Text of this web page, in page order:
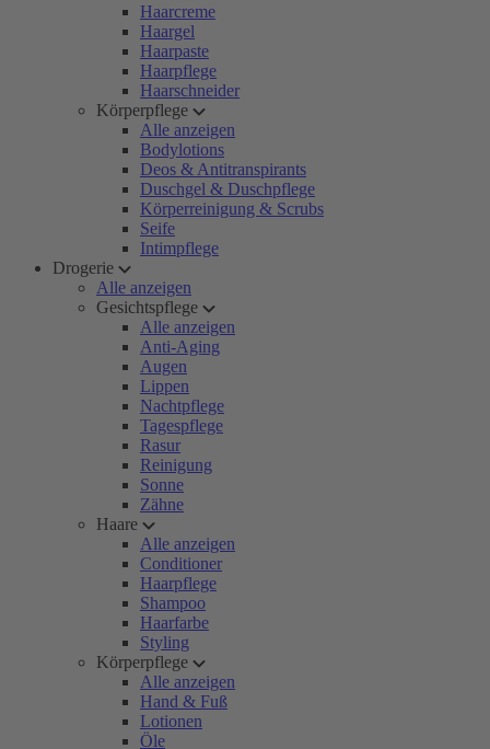
Haarcreme
Haargel
Haarpaste
Haarpflege
Haarschneider
Körperpflege
Alle anzeigen
Bodylotions
Deos & Antitranspirants
Duschgel & Duschpflege
Körperreinigung & Scrubs
Seife
Intimpflege
Drogerie
Alle anzeigen
Gesichtspflege
Alle anzeigen
Anti-Aging
Augen
Lippen
Nachtpflege
Tagespflege
Rasur
Reinigung
Sonne
Zähne
Haare
Alle anzeigen
Conditioner
Haarpflege
Shampoo
Haarfarbe
Styling
Körperpflege
Alle anzeigen
Hand & Fuß
Lotionen
Öle